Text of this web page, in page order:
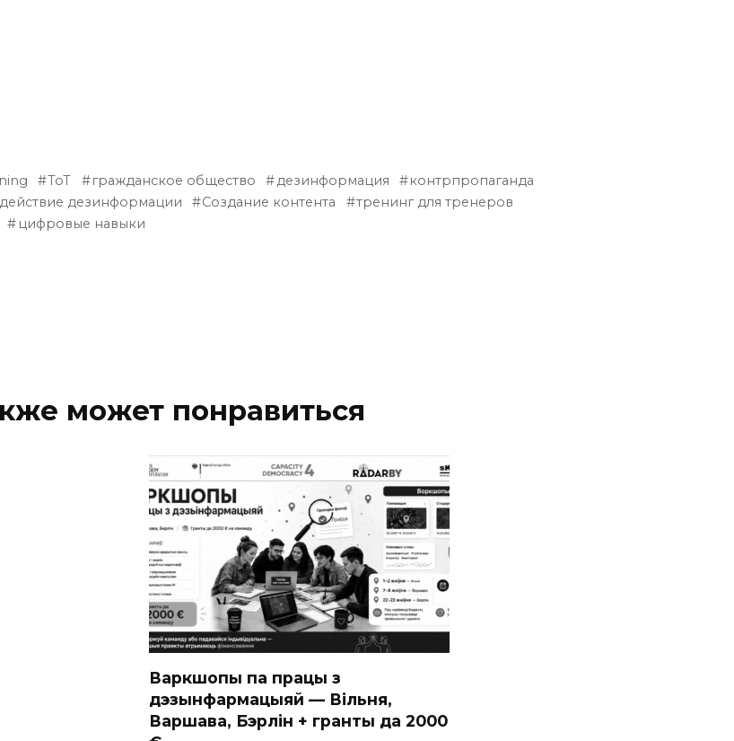
ToT гражданское общество дезинформация
контрпропаганда
дезинформации Создание контента
тренинг для тренеров
цифровые навыки
может понравиться
Варкшопы па працы з
дэзынфармацыяй — Вільня,
Варшава, Бэрлін + гранты да 2000